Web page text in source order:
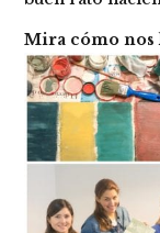
Mira cómo nos